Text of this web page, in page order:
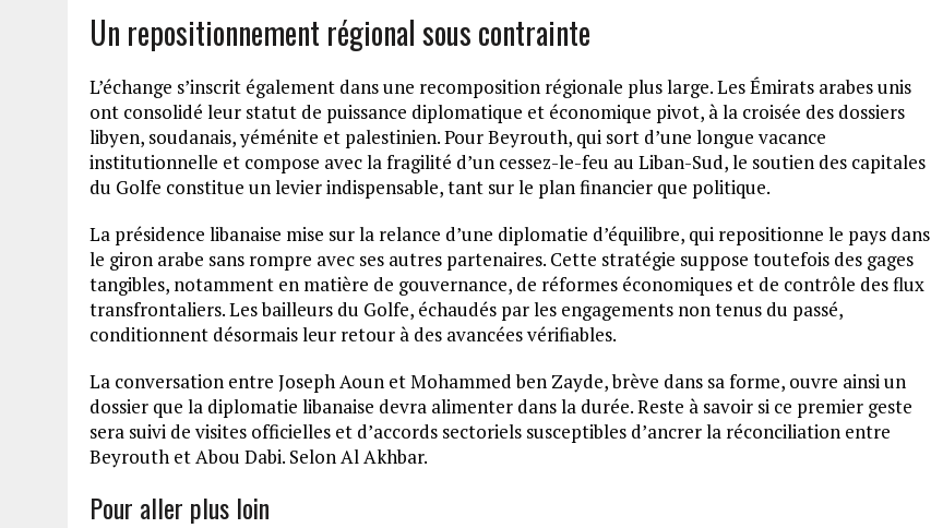
Un repositionnement régional sous contrainte
L’échange s’inscrit également dans une recomposition régionale plus large. Les Émirats arabes unis
ont consolidé leur statut de puissance diplomatique et économique pivot, à la croisée des dossiers
libyen, soudanais, yéménite et palestinien. Pour Beyrouth, qui sort d’une longue vacance
institutionnelle et compose avec la fragilité d’un cessez-le-feu au Liban-Sud, le soutien des capitales
du Golfe constitue un levier indispensable, tant sur le plan financier que politique.
La présidence libanaise mise sur la relance d’une diplomatie d’équilibre, qui repositionne le pays dans
le giron arabe sans rompre avec ses autres partenaires. Cette stratégie suppose toutefois des gages
tangibles, notamment en matière de gouvernance, de réformes économiques et de contrôle des flux
transfrontaliers. Les bailleurs du Golfe, échaudés par les engagements non tenus du passé,
conditionnent désormais leur retour à des avancées vérifiables.
La conversation entre Joseph Aoun et Mohammed ben Zayde, brève dans sa forme, ouvre ainsi un
dossier que la diplomatie libanaise devra alimenter dans la durée. Reste à savoir si ce premier geste
sera suivi de visites officielles et d’accords sectoriels susceptibles d’ancrer la réconciliation entre
Beyrouth et Abou Dabi. Selon Al Akhbar.
Pour aller plus loin